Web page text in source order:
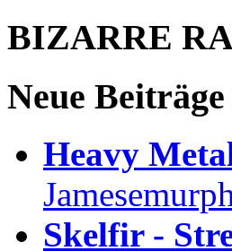
BIZARRE
Neue
Heavy
Skelfir -